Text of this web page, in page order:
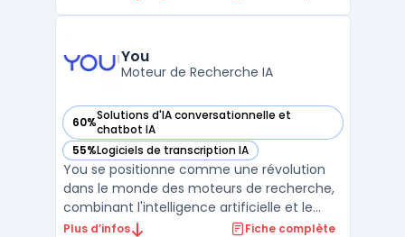
de traiter les appels ...
You
Moteur de Recherche IA
60%Solutions d'IA conversationnelle et
chatbot IA
— voir You dans cette catégorie
55%Logiciels de transcription IA
— voir You dans cette catégorie
You se positionne comme une révolution
dans le monde des moteurs de recherche,
combinant l'intelligence artificielle et le
respect de la vie privée pour offrir une
Plus d’infos Fiche complète